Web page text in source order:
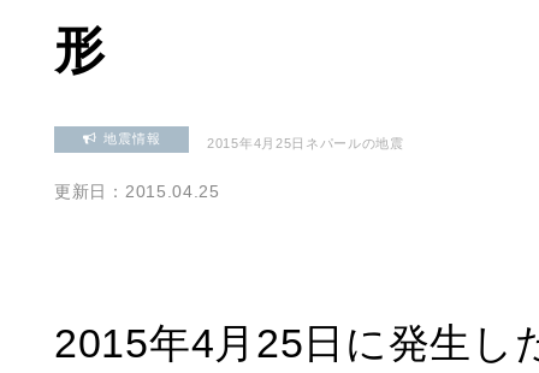
形
地震情報 2015年4月25日ネパールの地震
更新日：2015.04.25
2015年4月25日に発生し